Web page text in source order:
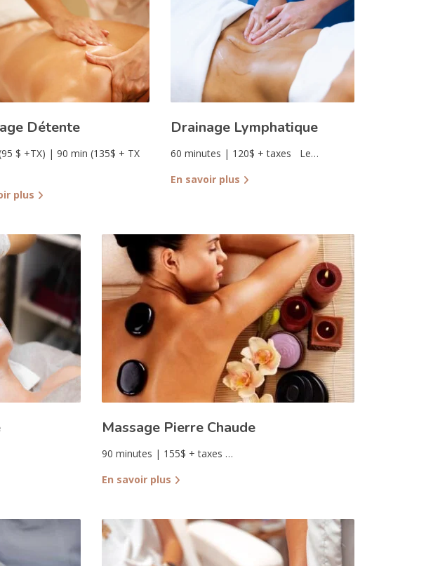
Détente
$ +TX) | 90 min (135$ + TX
plus
Drainage Lymphatique
60 minutes | 120$ + taxes Le…
En savoir plus
Massage Pierre Chaude
90 minutes | 155$ + taxes …
En savoir plus